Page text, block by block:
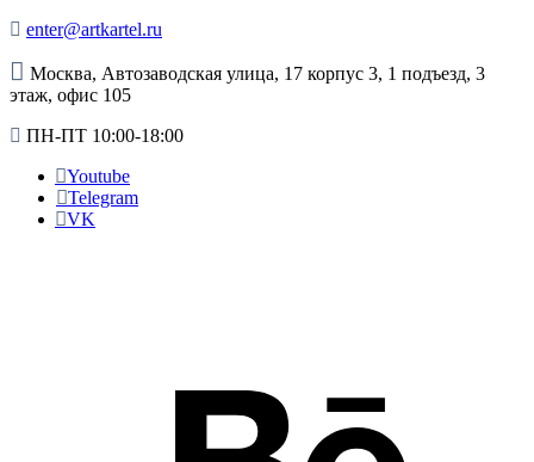
enter@artkartel.ru
Москва, Автозаводская улица, 17 корпус 3, 1 подъезд, 3
этаж, офис 105
ПН-ПТ 10:00-18:00
Youtube
Telegram
VK